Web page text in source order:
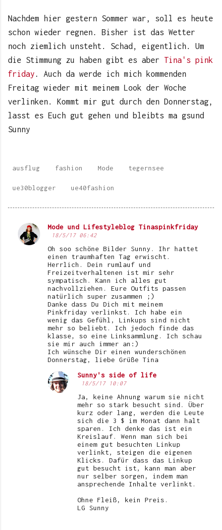
Nachdem hier gestern Sommer war, soll es heute
schon wieder regnen. Bisher ist das Wetter
noch ziemlich unsteht. Schad, eigentlich. Um
die Stimmung zu haben gibt es aber Tina's pink
friday . Auch da werde ich mich kommenden
Freitag wieder mit meinem Look der Woche
verlinken. Kommt mir gut durch den Donnerstag,
lasst es Euch gut gehen und bleibts ma gsund
Sunny
ausflug fashion Mode tegernsee
ue30blogger ue40fashion
K
Mode und Lifestyleblog Tinaspinkfriday
18/5/17 06:42
Oh soo schöne Bilder Sunny. Ihr hattet
einen traumhaften Tag erwischt.
Herrlich. Dein rumlauf und
Freizeitverhaltenen ist mir sehr
sympatisch. Kann ich alles gut
nachvollziehen. Eure Outfits passen
natürlich super zusammen ;)
Danke dass Du Dich mit meinem
Pinkfriday verlinkst. Ich habe ein
wenig das Gefühl, Linkups sind nicht
mehr so beliebt. Ich jedoch finde das
klasse, so eine Linksammlung. Ich schau
sie mir auch immer an:)
Ich wünsche Dir einen wunderschönen
Donnerstag, liebe Grüße Tina
Sunny's side of life
18/5/17 10:07
Ja, keine Ahnung warum sie nicht
mehr so stark besucht sind. Über
kurz oder lang, werden die Leute
sich die 3 $ im Monat dann halt
sparen. Ich denke das ist ein
Kreislauf. Wenn man sich bei
einem gut besuchten Linkup
verlinkt, steigen die eigenen
Klicks. Dafür dass das Linkup
gut besucht ist, kann man aber
nur selber sorgen, indem man
ansprechende Inhalte verlinkt.
Ohne Fleiß, kein Preis.
LG Sunny